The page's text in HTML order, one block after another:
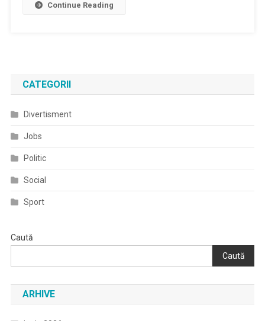
Aşteptare
Unui
Continue Reading
CATEGORII
Divertisment
Jobs
Politic
Social
Sport
Caută
Caută
ARHIVE